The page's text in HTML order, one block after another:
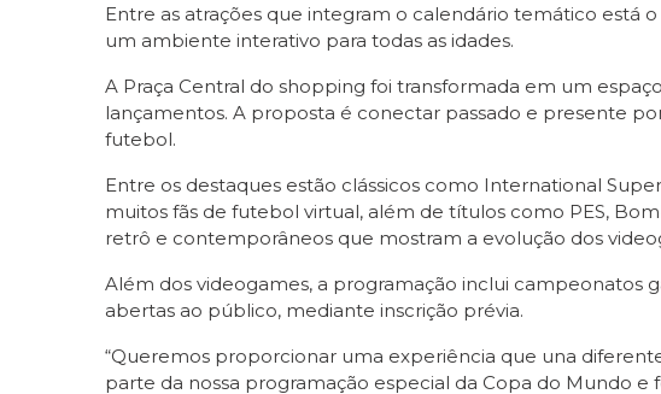
Entre as atrações que integram o calendário temático está
um ambiente interativo para todas as idades.
A Praça Central do shopping foi transformada em um
lançamentos. A proposta é conectar passado e presente
futebol.
Entre os destaques estão clássicos como International
muitos fãs de futebol virtual, além de títulos como PES,
retrô e contemporâneos que mostram a evolução dos
Além dos videogames, a programação inclui campeonatos
abertas ao público, mediante inscrição prévia.
“Queremos proporcionar uma experiência que una
parte da nossa programação especial da Copa do Mundo